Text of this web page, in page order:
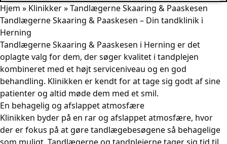
Hjem » Klinikker»Tandlægerne Skaaring & Paaskesen
Tandlægerne Skaaring & Paaskesen – Din tandklinik i
Herning
Tandlægerne Skaaring & Paaskesen i Herning er det
oplagte valg for dem, der søger kvalitet i tandplejen
kombineret med et højt serviceniveau og en god
behandling. Klinikken er kendt for at tage sig godt af sine
patienter og altid møde dem med et smil.
En behagelig og afslappet atmosfære
Klinikken byder på en rar og afslappet atmosfære, hvor
der er fokus på at gøre tandlægebesøgene så behagelige